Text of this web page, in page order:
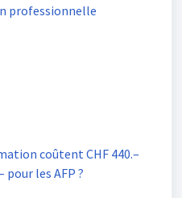
professionnelle
coûtent CHF 440.–
pour les AFP ?